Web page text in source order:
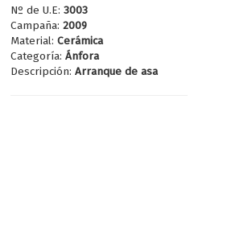
Nº de U.E:3003
Campaña:2009
Material:Cerámica
Categoría:Ánfora
Descripción:Arranque de asa